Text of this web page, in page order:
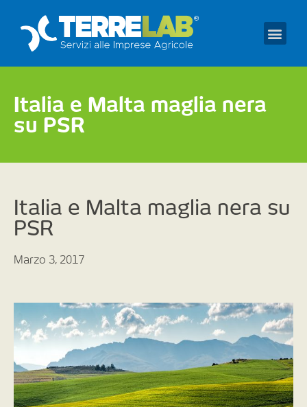
Italia e Malta maglia nera
su PSR
Italia e Malta maglia nera su
PSR
Marzo 3, 2017